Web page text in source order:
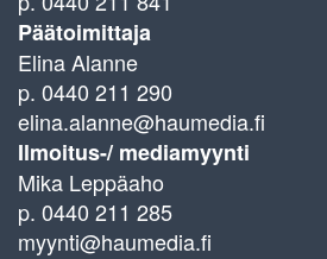
Päätoimittaja
Elina Alanne
p. 0440 211 290
elina.alanne@haumedia.fi
Ilmoitus-/ mediamyynti
Mika Leppäaho
p. 0440 211 285
myynti@haumedia.fi